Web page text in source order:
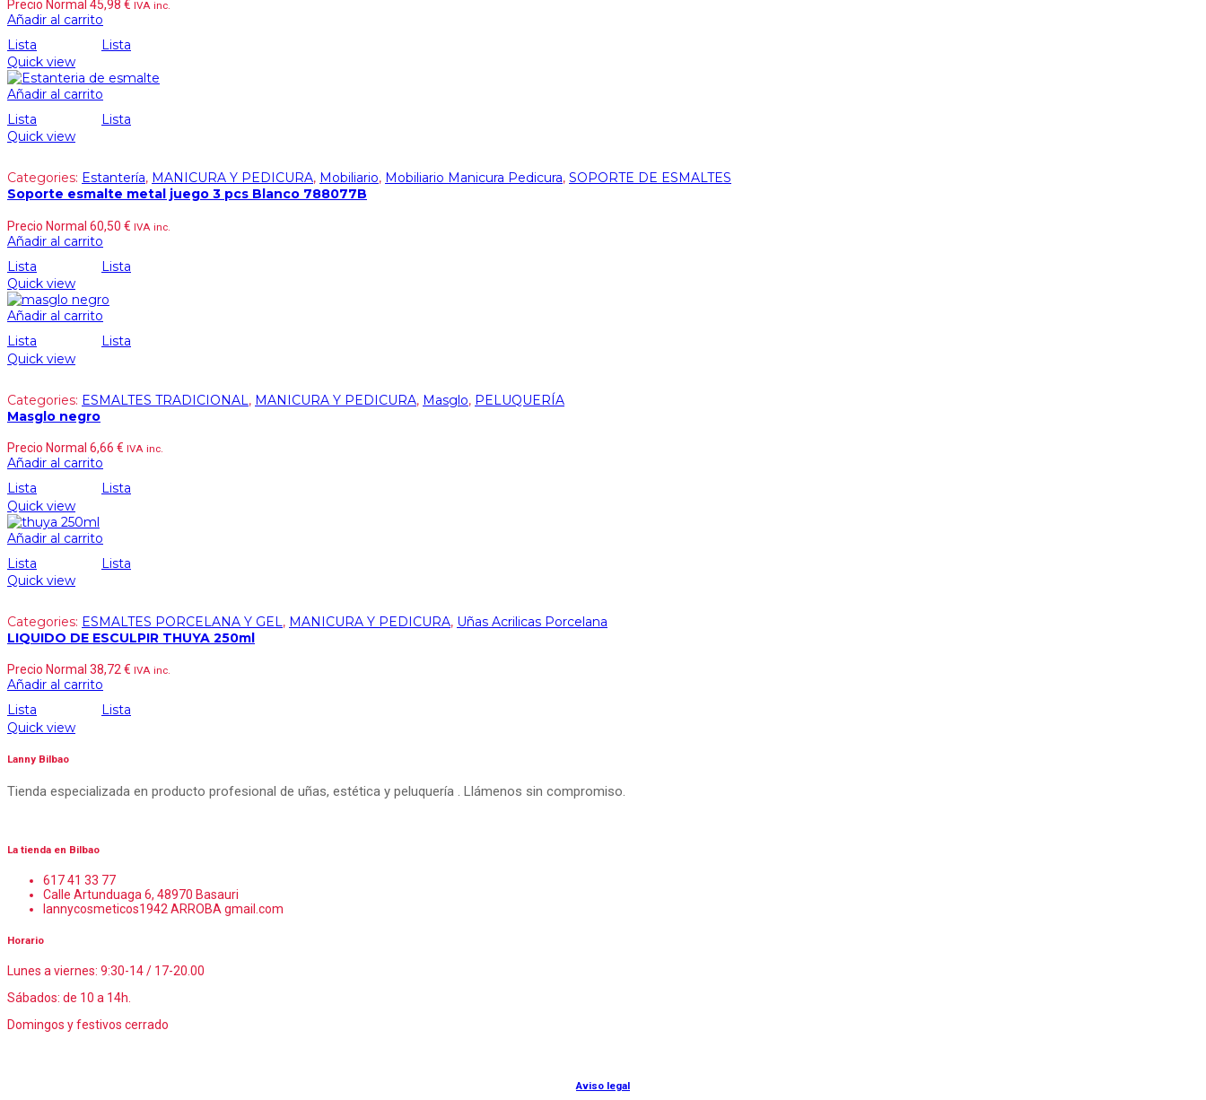
Precio Normal 45,98 € IVA inc.
Añadir al carrito
Lista
Lista
Quick view
Añadir al carrito
Lista
Lista
Quick view
Categories: Estantería, MANICURA Y PEDICURA, Mobiliario, Mobiliario Manicura Pedicura, SOPORTE DE ESMALTES
Soporte esmalte metal juego 3 pcs Blanco 788077B
Precio Normal 60,50 € IVA inc.
Añadir al carrito
Lista
Lista
Quick view
Añadir al carrito
Lista
Lista
Quick view
Categories: ESMALTES TRADICIONAL , MANICURA Y PEDICURA, Masglo, PELUQUERÍA
Masglo negro
Precio Normal 6,66 € IVA inc.
Añadir al carrito
Lista
Lista
Quick view
Añadir al carrito
Lista
Lista
Quick view
Categories: ESMALTES PORCELANA Y GEL, MANICURA Y PEDICURA, Uñas Acrilicas Porcelana
LIQUIDO DE ESCULPIR THUYA 250ml
Precio Normal 38,72€ IVA inc.
Añadir al carrito
Lista
Lista
Quick view
Lanny Bilbao
Tienda especializada en producto profesional de uñas, estética y peluquería . Llámenos sin compromiso.
La tienda en Bilbao
617 41 33 77
Calle Artunduaga 6, 48970 Basauri
lannycosmeticos1942 ARROBA gmail.com
Horario
Lunes a viernes: 9:30-14 / 17-20.00
Sábados: de 10 a 14h.
Domingos y festivos cerrado
Aviso legal